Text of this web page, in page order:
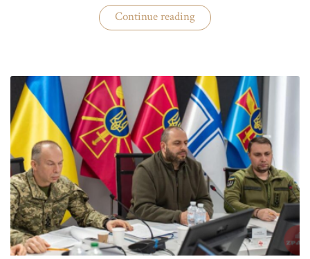
Continue reading«Комитет
ВР
налогов»